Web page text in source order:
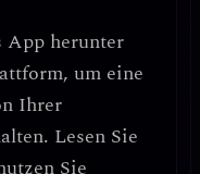
App herunter
um eine
Ihrer
Lesen Sie
Sie